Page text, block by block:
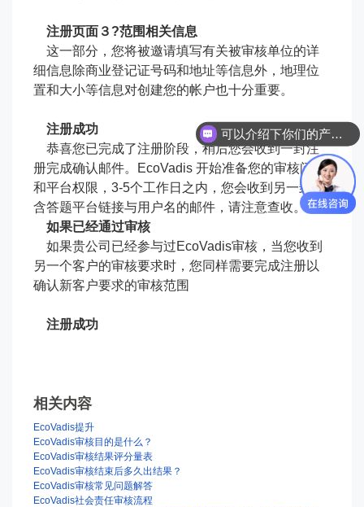
注册页面３?范围相关信息
这一部分，您将被邀请填写有关被审核单位的详
细信息除商业登记证号码和地址等信息外，地理位
置和大小等信息对创建您的帐户也十分重要。
注册成功
恭喜您已完成了注册阶段，稍后您会收到一封注
册完成确认邮件。EcoVadis 开始准备您的审核问卷
和平台权限，3-5个工作日之内，您会收到另一封包
含答题平台链接与用户名的邮件，请注意查收。
如果已经通过审核
如果贵公司已经参与过EcoVadis审核，当您收到
另一个客户的审核要求时，您同样需要完成注册以
确认新客户要求的审核范围
注册成功
相关内容
EcoVadis提升
EcoVadis审核目的是什么？
EcoVadis审核结果评分量表
EcoVadis审核结束后多久出结果？
EcoVadis审核常见问题解答
EcoVadis社会责任审核流程
可以介绍下你们的产品吗